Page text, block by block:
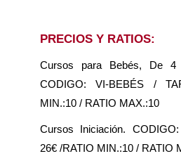
PRECIOS Y RATIOS:
Cursos para Bebés, De
CODIGO: VI-BEBÉS /
MIN.:10 / RATIO MAX.:10
Cursos Iniciación.
26€ /RATIO MIN.:10 / RATIO